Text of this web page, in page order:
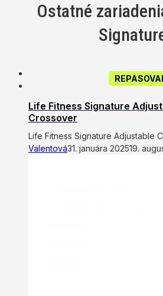
Ostatné
Life Fitness Signature
Crossover
Life Fitness Signature Adjustable
Valentová31. januára 202519.